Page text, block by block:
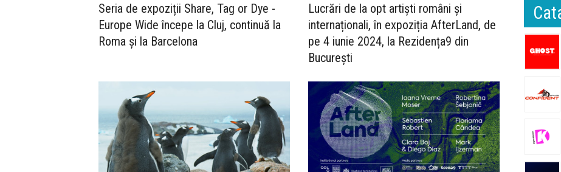
Seria de expoziții Share, Tag or Dye -
Europe Wide începe la Cluj, continuă la
Roma și la Barcelona
Lucrări de la opt artiști români și
internaționali, în expoziția AfterLand, de
pe 4 iunie 2024, la Rezidența9 din
București